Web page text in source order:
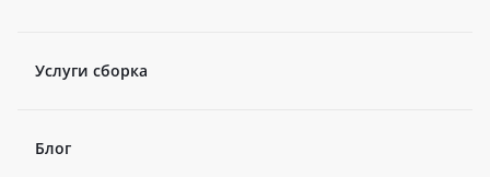
Услуги сборка
Блог